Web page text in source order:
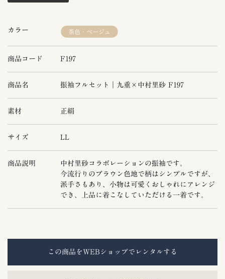
カラー 茶色・ベージュ
商品コード F197
商品名 振袖フルセット｜九重×中村里砂 F197
素材 正絹
サイズ LL
商品説明
中村里砂コラボレーションの振袖です。
今流行りのブラウン色地で柄はシンプルですが、
派手さもあり、小物は可愛くおしゃれにアレンジ
でき、上品に着こなしていただける一着です。
この商品をWEBショップでレンタルする